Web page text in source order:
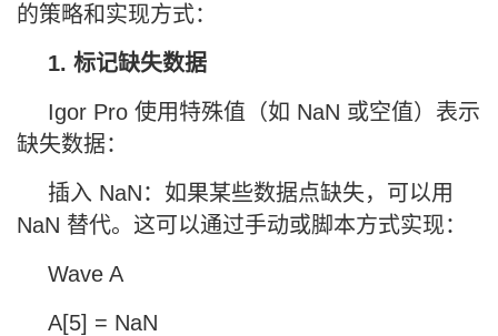
的策略和实现方式：
1. 标记缺失数据
Igor Pro 使用特殊值（如 NaN 或空值）表示
缺失数据：
插入 NaN：如果某些数据点缺失，可以用
NaN 替代。这可以通过手动或脚本方式实现：
Wave A
A[5] = NaN